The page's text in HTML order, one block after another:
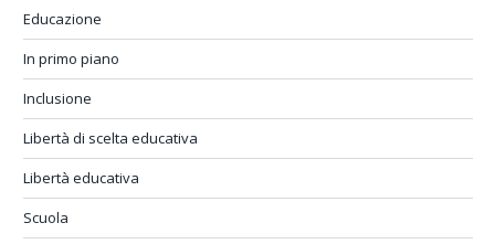
Educazione
In primo piano
Inclusione
Libertà di scelta educativa
Libertà educativa
Scuola